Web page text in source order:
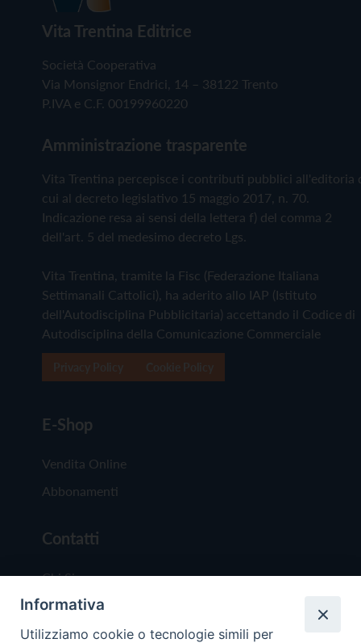
Vita Trentina Editrice
Società Cooperativa
Via Monsignor Endrici, 14 – 38122 Trento
P.IVA e C.F. 00199960220
Amministrazione trasparente
Vita Trentina percepisce i contributi pubblici all'editoria
cui al decreto legislativo 15 maggio 2017, n. 70.
Indicazione resa ai sensi della lettera f) del comma 2
dell'art. 5 del medesimo decreto Lgs.
Vita Trentina, tramite la Fisc (Federazione Italiana
Settimanali Cattolici), ha aderito allo IAP (Istituto
dell'Autodisciplina Pubblicitaria) accettando il Codice di
Autodisciplina della Comunicazione Commerciale
E-Shop
Vendita Online
Abbonamenti
Contatti
Chi Siamo
Redazione
Scrivici
Informativa
Utilizziamo cookie o tecnologie simili per